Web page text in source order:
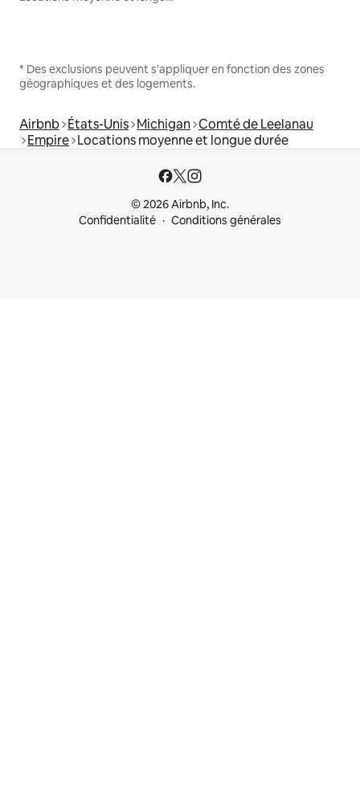
* Des exclusions peuvent s'appliquer en fonction des zones
géographiques et des logements.
Airbnb États-Unis Michigan Comté de Leelanau
Empire Locations moyenne et longue durée
© 2026 Airbnb, Inc.
Confidentialité
Conditions générales